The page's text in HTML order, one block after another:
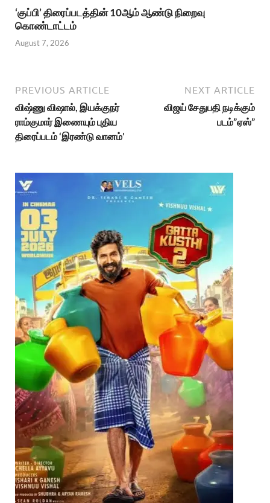
‘குப்பி’ திரைப்படத்தின் 10ஆம் ஆண்டு நிறைவு
கொண்டாட்டம்
August 7, 2026
PREVIOUS ARTICLE
விஷ்ணு விஷால், இயக்குநர்
ராம்குமார் இணையும் புதிய
திரைப்படம் ‘இரண்டு வானம்’
NEXT ARTICLE
விஜய் சேதுபதி நடிக்கும்
படம்”ஏஸ்”